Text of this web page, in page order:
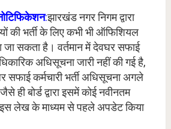
:झारखंड नगर निगम द्वारा
की भर्ती के लिए कभी भी ऑफिशियल
जा सकता है। वर्तमान में देवघर सफाई
अधिसूचना जारी नहीं की गई है,
सफाई कर्मचारी भर्ती अधिसूचना अगले
ही बोर्ड द्वारा इसमें कोई नवीनतम
इस लेख के माध्यम से पहले अपडेट किया